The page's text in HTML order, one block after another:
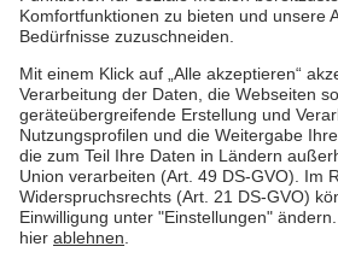
vorbehalten.
Datenschutzerklärung
Einwilligungseinstellungen